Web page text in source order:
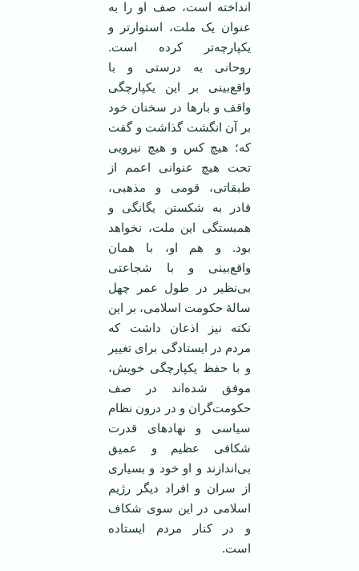
انداخته است، صف او را به
عنوان یک ملت، استوارتر و
یکپارچه‌تر کرده است.
روحانی به درستی و با
واقع‌بینی بر این یکپارچگی
واقف و بارها در سخنان خود
بر آن انگشت گذاشت و گفت
که؛ هیچ کس و هیچ نیرویی
تحت هیچ عنوانی اعمم از
طبقاتی، قومی و مذهبی،
قادر به شکستن یگانگی و
همبستگی این ملت، نخواهد
بود. و هم‌ او، با همان
واقع‌بینی و با شجاعتی
بی‌نظیر در طول عمر چهل
سالۀ حکومت اسلامی، بر این
نکته نیز اذعان داشت که
مردم در ایستادگی برای تغییر
و با حفظ یکپارچگی خویش،
موفق شده‌اند در صف
حکومت‌گران و در درون نظام
سیاسی و نهادهای قدرت
شکافی عظیم و عمیق
بی‌اندازند و او خود و بسیاری
از سران و افراد دیگر رژیم
اسلامی در این سوی شکاف
و در کنار مردم ایستاده
است.